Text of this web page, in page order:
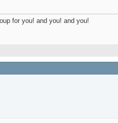
for you! and you! and you!